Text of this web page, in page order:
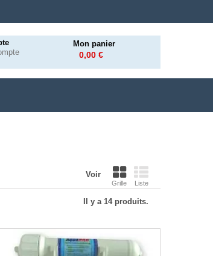
Mon panier
0,00 €
Voir
Grille Liste
Il y a 14 produits.